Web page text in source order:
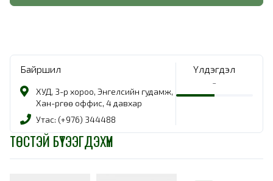
Байршил
ХУД, 3-р хороо, Энгелсийн гудамж,
Хан-Өргөө оффис, 4 давхар
Утас: (+976) 344488
Үлдэгдэл
-
ТӨСТЭЙ БҮТЭЭГДЭХҮҮН